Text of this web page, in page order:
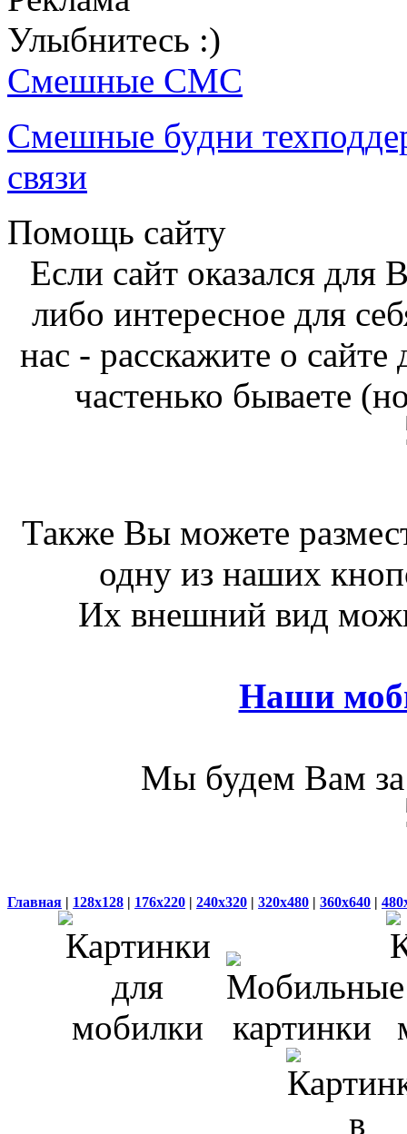
Улыбнитесь :)
Смешные СМС
Смешные будни
связи
Помощь сайту
Если сайт оказался
либо интересное для
нас - расскажите о
частенько бываете
Также Вы можете
одну из наших
Их внешний вид
Наши
Мы будем Вам за
Главная | 128x128 | 176x220 | 240x320 | 320x480 | 360x640 |